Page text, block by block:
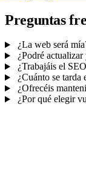
Preguntas
¿La web será
¿Podré
¿Trabajáis el
¿Cuánto se tarda
¿Ofrecéis
¿Por qué elegir